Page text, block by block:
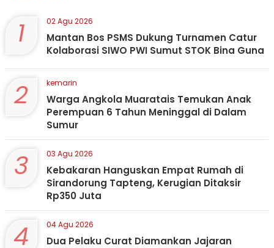
1 02 Agu 2026
Mantan Bos PSMS Dukung Turnamen Catur
Kolaborasi SIWO PWI Sumut STOK Bina Guna
2 kemarin
Warga Angkola Muaratais Temukan Anak
Perempuan 6 Tahun Meninggal di Dalam
Sumur
3 03 Agu 2026
Kebakaran Hanguskan Empat Rumah di
Sirandorung Tapteng, Kerugian Ditaksir
Rp350 Juta
4 04 Agu 2026
Dua Pelaku Curat Diamankan Jajaran